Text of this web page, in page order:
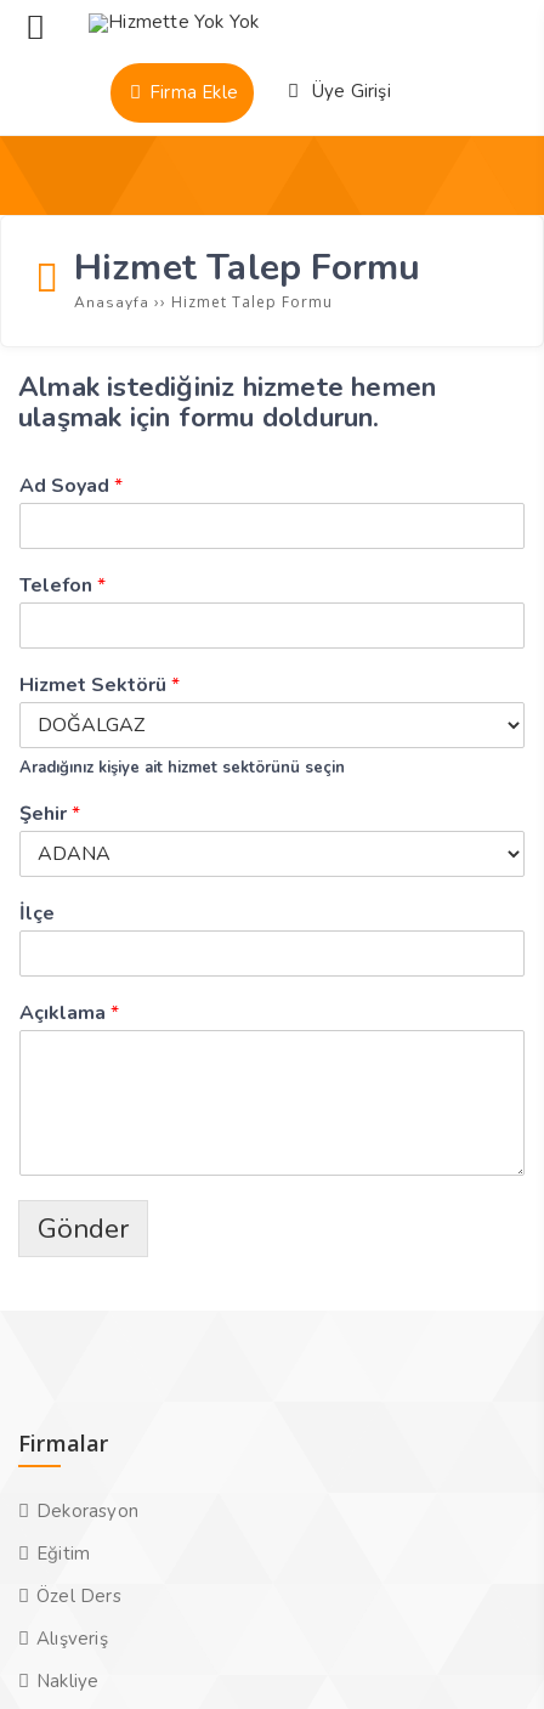
Üye Girişi
Firma Ekle
Hizmet Talep Formu
Anasayfa ›› Hizmet Talep Formu
Almak istediğiniz hizmete hemen
ulaşmak için formu doldurun.
Ad Soyad *
Telefon *
Hizmet Sektörü *
Aradığınız kişiye ait hizmet sektörünü seçin
Şehir*
İlçe
Açıklama *
Gönder
Firmalar
Dekorasyon
Eğitim
Özel Ders
Alışveriş
Nakliye